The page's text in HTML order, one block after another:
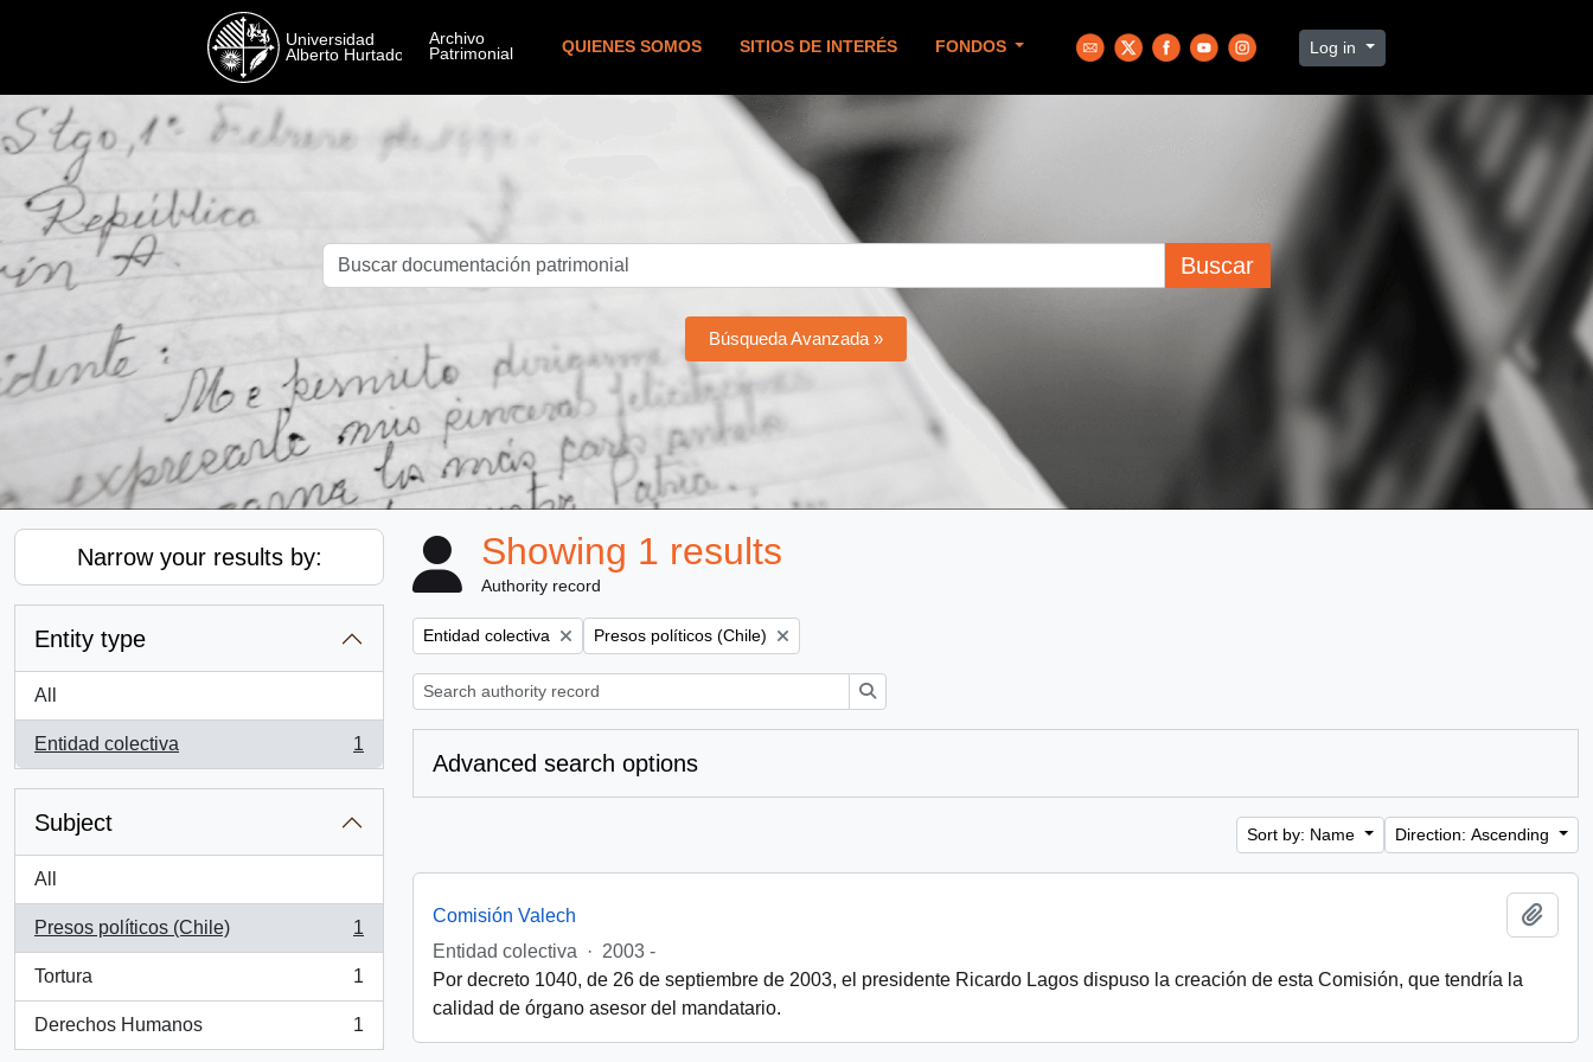
QUIENES SOMOS SITIOS DE INTERÉS FONDOS Log in
Buscar
Búsqueda Avanzada »
Narrow your results by:
Entity type
All
Entidad colectiva
, 1 results
1
Subject
All
Presos políticos (Chile)
, 1 results
1
Tortura
, 1 results
1
Derechos Humanos
, 1 results
1
Showing 1 results
Authority record
Remove filter:
Entidad colectiva Remove filter:
Presos políticos (Chile)
Advanced search options
Sort by: Name Direction: Ascending
Comisión Valech
Entidad colectiva
· 2003 -
Por decreto 1040, de 26 de septiembre de 2003, el presidente Ricardo Lagos dispuso la creación de esta Comisión, que tendría la
calidad de órgano asesor del mandatario.